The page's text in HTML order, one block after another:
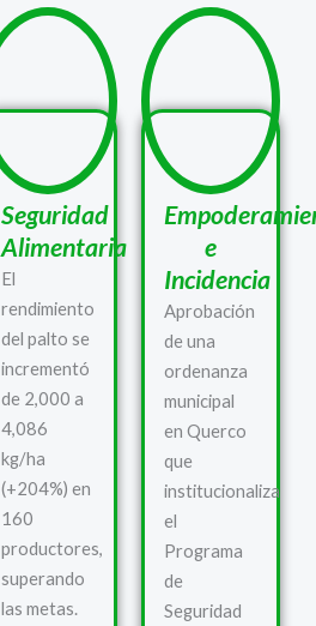
Seguridad
Alimentaria
El
rendimiento
del palto se
incrementó
de 2,000 a
4,086
kg/ha
(+204%) en
160
productores,
superando
las metas.
e
Incidencia
Aprobación
de una
ordenanza
municipal
en Querco
que
institucionaliza
el
Programa
de
Seguridad